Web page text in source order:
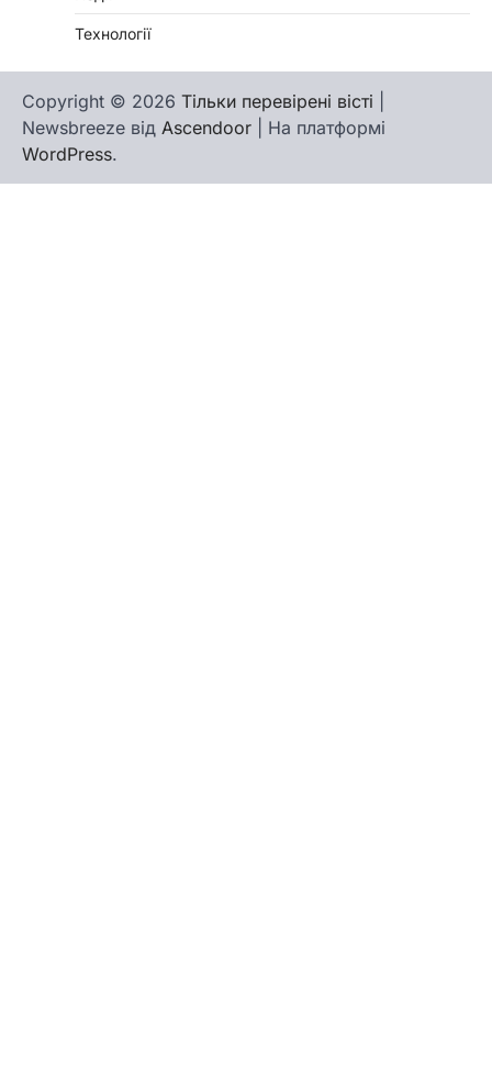
Технології
Copyright © 2026 Тільки перевірені вісті
Newsbreeze від Ascendoor | На платформі
WordPress.